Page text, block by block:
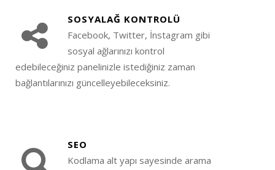
SOSYALAĞ KONTROLÜ
Facebook, Twitter, İnstagram gibi
sosyal ağlarınızı kontrol
edebileceğiniz panelinizle istediğiniz zaman
bağlantılarınızı güncelleyebileceksiniz.
SEO
Kodlama alt yapı sayesinde arama